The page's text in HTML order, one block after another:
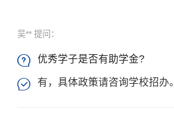
吴** 提问：
 优秀学子是否有助学金?
 有，具体政策请咨询学校招办。